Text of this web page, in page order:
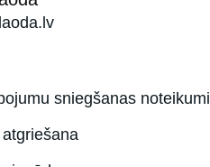
sniegšanas noteikumi